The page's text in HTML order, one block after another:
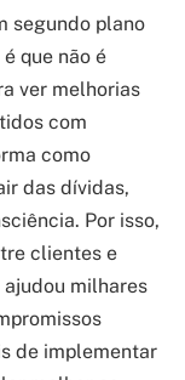
segundo plano
que não é
ver melhorias
com
como
das dívidas,
Por isso,
clientes e
ajudou milhares
de implementar